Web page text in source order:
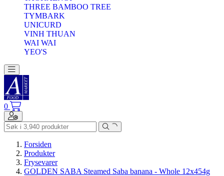
THREE BAMBOO TREE
TYMBARK
UNICURD
VINH THUAN
WAI WAI
YEO'S
Toggle navigation
0
Toggle navigation
Forsiden
Produkter
Frysevarer
GOLDEN SABA Steamed Saba banana - Whole 12x454g